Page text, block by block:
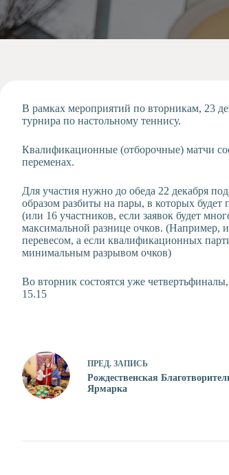
Проекты
отделение
Психологическая
Тьюторская
В рамках мероприятий по вторникам, 23
турнира по настольному теннису.
Квалификационные (отборочные) матчи
переменах.
Для участия нужно до обеда 22 декабря
образом разбиты на пары, в которых
(или 16 участников, если заявок будет
максимальной разнице очков. (Например,
перевесом, а если квалификационных
минимальным разрывом очков)
Во вторник состоятся уже
15.15
ПРЕД. ЗАПИСЬ
Рождественская
Ярмарка